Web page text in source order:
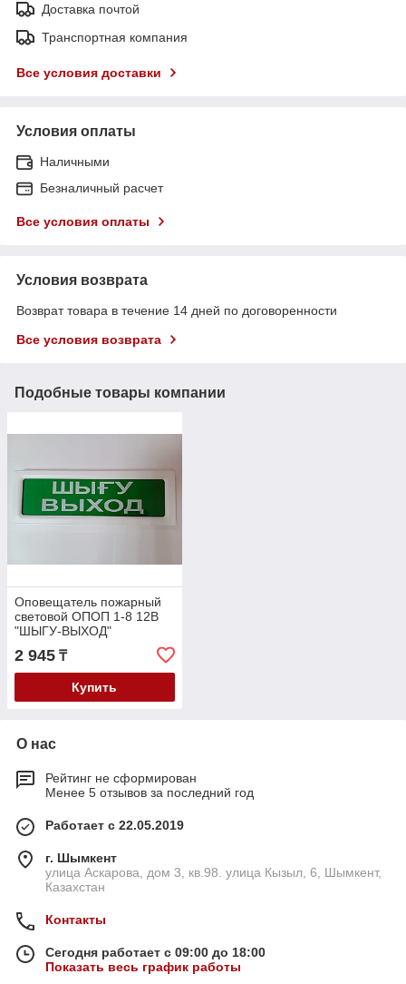
Доставка почтой
Транспортная компания
Все условия доставки
Условия оплаты
Наличными
Безналичный расчет
Все условия оплаты
Условия возврата
Возврат товара в течение 14 дней по договоренности
Все условия возврата
Подобные товары компании
Оповещатель пожарный
световой ОПОП 1-8 12В
"ШЫГУ-ВЫХОД"
2 945 ₸
Купить
О нас
Рейтинг не сформирован
Менее 5 отзывов за последний год
Работает с 22.05.2019
г. Шымкент
улица Аскарова, дом 3, кв.98. улица Кызыл, 6, Шымкент,
Казахстан
Контакты
Сегодня работает с 09:00 до 18:00
Показать весь график работы